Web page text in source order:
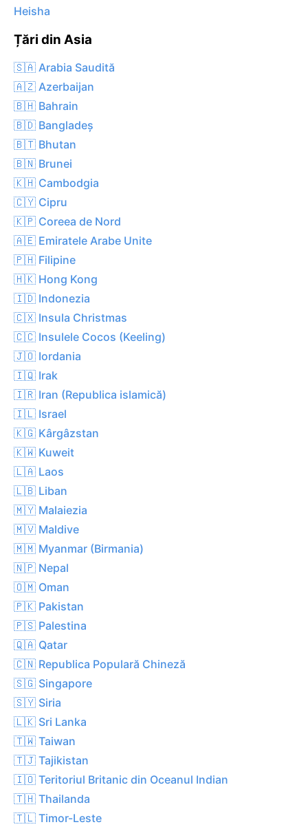
Heisha
Țări din Asia
🇸🇦 Arabia Saudită
🇦🇿 Azerbaijan
🇧🇭 Bahrain
🇧🇩 Bangladeș
🇧🇹 Bhutan
🇧🇳 Brunei
🇰🇭 Cambodgia
🇨🇾 Cipru
🇰🇵 Coreea de Nord
🇦🇪 Emiratele Arabe Unite
🇵🇭 Filipine
🇭🇰 Hong Kong
🇮🇩 Indonezia
🇨🇽 Insula Christmas
🇨🇨 Insulele Cocos (Keeling)
🇯🇴 Iordania
🇮🇶 Irak
🇮🇷 Iran (Republica islamică)
🇮🇱 Israel
🇰🇬 Kârgâzstan
🇰🇼 Kuweit
🇱🇦 Laos
🇱🇧 Liban
🇲🇾 Malaiezia
🇲🇻 Maldive
🇲🇲 Myanmar (Birmania)
🇳🇵 Nepal
🇴🇲 Oman
🇵🇰 Pakistan
🇵🇸 Palestina
🇶🇦 Qatar
🇨🇳 Republica Populară Chineză
🇸🇬 Singapore
🇸🇾 Siria
🇱🇰 Sri Lanka
🇹🇼 Taiwan
🇹🇯 Tajikistan
🇮🇴 Teritoriul Britanic din Oceanul Indian
🇹🇭 Thailanda
🇹🇱 Timor-Leste